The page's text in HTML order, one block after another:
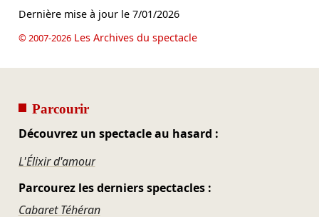
Dernière mise à jour le 7/01/2026
© 2007-2026Les Archives du spectacle
Parcourir
Découvrez un spectacle au hasard :
L'Élixir d'amour
Parcourez les derniers spectacles :
Cabaret Téhéran